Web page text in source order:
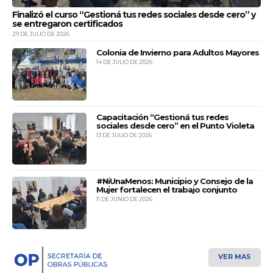
04:55Transur
Lunes. Directo
05:45Lunes a sábados.
08:00Transur
Lunes a Viernes.
10:05Todos los días. Directo
14:20Transur
Todos los días.
16:30 Domingos o último día del feriado largo.
16:40Transur
Domingos y feriados.
Finalizó el curso “Gestioná tus redes sociales desde cero” y
se entregaron certificados
29 DE JULIO DE 2026
Colonia de Invierno para Adultos Mayores
14 DE JULIO DE 2026
Capacitación “Gestioná tus redes
sociales desde cero” en el Punto Violeta
13 DE JULIO DE 2026
#NiUnaMenos: Municipio y Consejo de la
Mujer fortalecen el trabajo conjunto
11 DE JUNIO DE 2026
VER MAS